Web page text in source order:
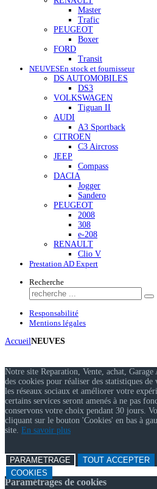
Master
Trafic
PEUGEOT
Boxer
FORD
Transit
NEUVESEn stock et fournisseur
DS AUTOMOBILES
DS3
VOLKSWAGEN
Tiguan II
AUDI
A3 Sportback
CITROEN
C3 Aircross
JEEP
Compass
DACIA
Jogger
Sandero
PEUGEOT
2008
308
e-208
RENAULT
Clio V
Prestation AD Expert
Recherche
Responsabilité
Mentions légales
AccueilNEUVES
Notre site Reparation, Vente, achat,
des cookies pour réaliser des statistiques
les réseaux sociaux et améliorer votre
certains services seront amenés à ne pas
conservons votre choix pendant 30 jours.
cliquant sur le bouton 'Cookies' en bas à
site. En savoir plus
PARAMETRAGE TOUT ACCEPTER
COOKIES
Paramétrages de cookies